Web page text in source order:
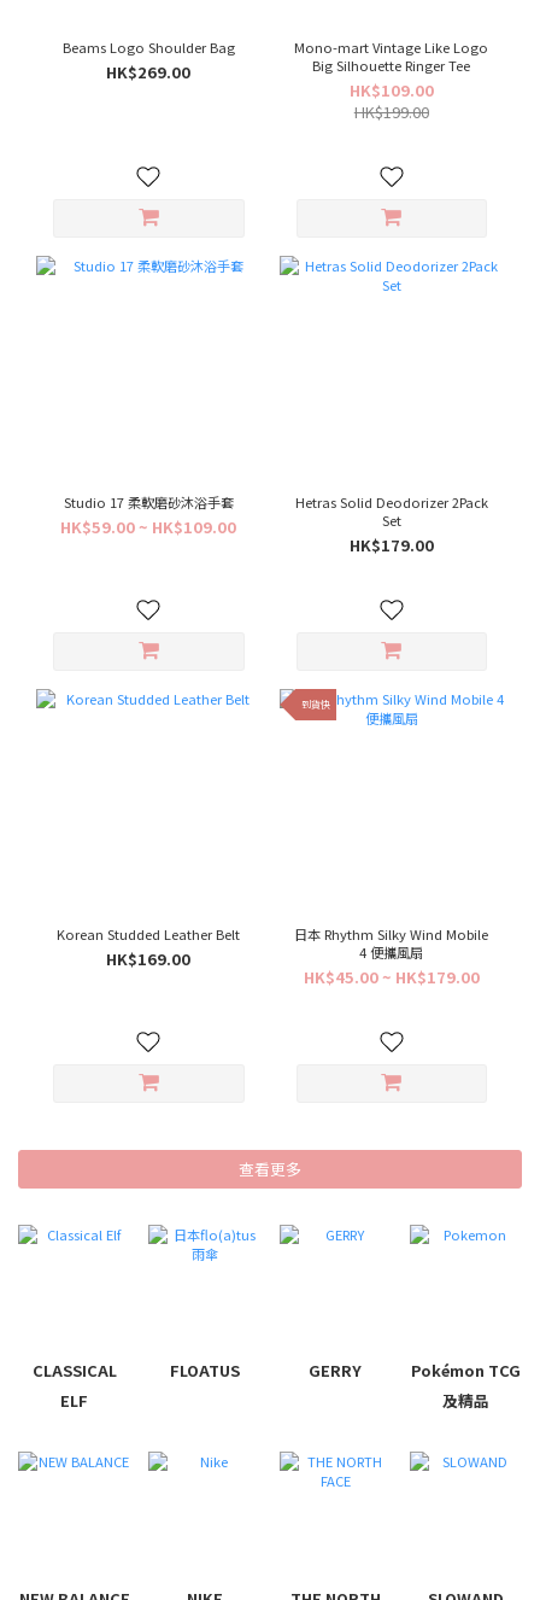
Beams Logo Shoulder Bag
HK$269.00
Mono-mart Vintage Like Logo
Big Silhouette Ringer Tee
HK$109.00
HK$199.00
Studio 17 柔軟磨砂沐浴手套
HK$59.00 ~ HK$109.00
Hetras Solid Deodorizer 2Pack
Set
HK$179.00
Korean Studded Leather Belt
HK$169.00
到貨快
日本 Rhythm Silky Wind Mobile
4 便攜風扇
HK$45.00 ~ HK$179.00
查看更多
CLASSICAL
ELF
FLOATUS GERRY
Pokémon TCG
及精品